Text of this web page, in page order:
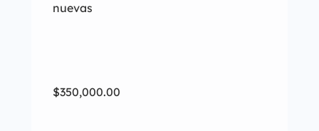
nuevas
$350,000.00